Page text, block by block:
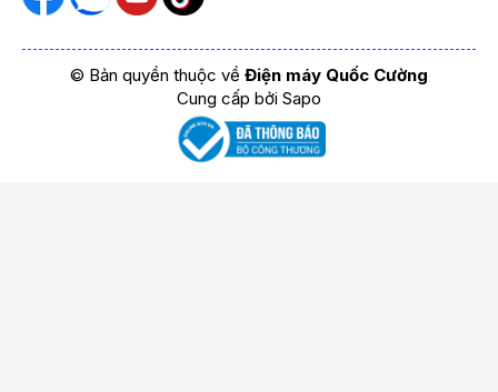
© Bản quyền thuộc về Điện máy Quốc Cường
Cung cấp bởi Sapo